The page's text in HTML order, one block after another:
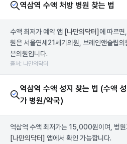
역삼역 수액 처방 병원 찾는 법
수액 최저가 예약 앱 [나만의닥터] 에 따르면
원은 서울연세21세기의원, 브레인앤슬립의
븐의원입니다.
출처: 나만의닥터
역삼역 수액 성지 찾는 법 (수액
가 병원/약국)
역삼역 수액 최저가는 15,000원이며, 병원
[나만의닥터] 앱에서 확인 가능합니다.